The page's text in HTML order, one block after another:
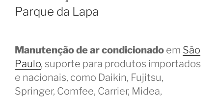
Parque da Lapa
Manutenção de ar condicionado em São
Paulo, suporte para produtos importados
e nacionais, como Daikin, Fujitsu,
Springer, Comfee, Carrier, Midea,